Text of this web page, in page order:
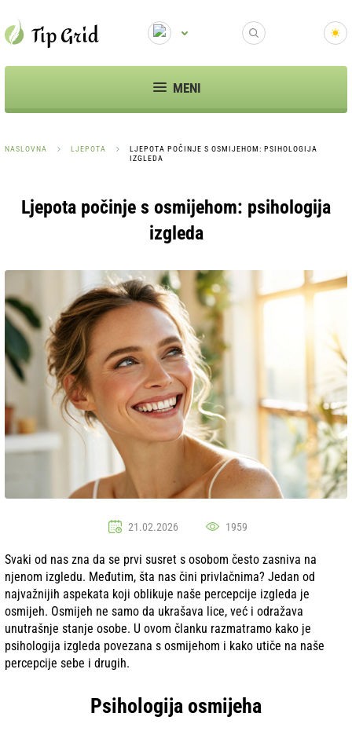
MENI
NASLOVNA LJEPOTA
LJEPOTA POČINJE S OSMIJEHOM: PSIHOLOGIJA
IZGLEDA
Ljepota počinje s osmijehom: psihologija
izgleda
21.02.2026 1959
Svaki od nas zna da se prvi susret s osobom često zasniva na
njenom izgledu. Međutim, šta nas čini privlačnima? Jedan od
najvažnijih aspekata koji oblikuje naše percepcije izgleda je
osmijeh. Osmijeh ne samo da ukrašava lice, već i odražava
unutrašnje stanje osobe. U ovom članku razmatramo kako je
psihologija izgleda povezana s osmijehom i kako utiče na naše
percepcije sebe i drugih.
Psihologija osmijeha